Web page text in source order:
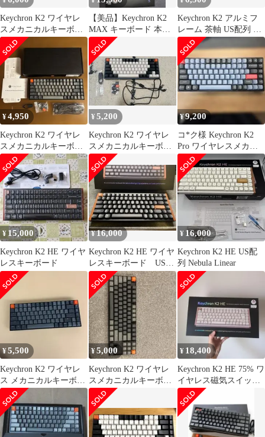
Keychron K2 ワイヤレ
スメカニカルキーボー
ド
【美品】Keychron K2
MAX キーボード 本体
日本語配列
Keychron K2 アルミフ
レーム 茶軸 US配列 ホ
ットスワップ
¥4,950
Keychron K2 ワイヤレ
スメカニカルキーボー
ド 本体
¥5,200
Keychron K2 ワイヤレ
スメカニカルキーボー
ド 本体 赤軸
¥9,200
コ*ク様 Keychron K2
Pro ワイヤレスメカニ
カルキーボード 本体
¥ 15,000
Keychron K2 HE ワイヤ
レスキーボード
¥16,000
Keychron K2 HE ワイヤ
レスキーボード US配
列
¥ 16,000
Keychron K2 HE US配
列 Nebula Linear
¥5,500
Keychron K2 ワイヤレ
ス メカニカルキーボー
ド 本体
¥5,000
Keychron K2 ワイヤレ
スメカニカルキーボー
ド 本体 最終価格
¥ 18,400
Keychron K2 HE 75% ワ
イヤレス磁気スイッチ
キーボード 本体